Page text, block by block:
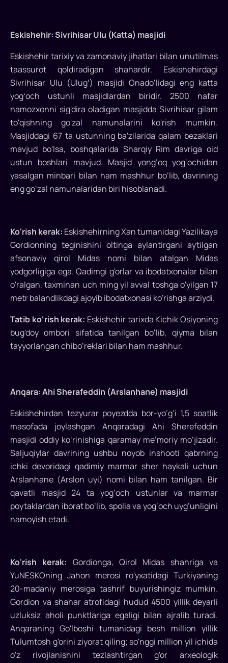
Eskishehir: Sivrihisar Ulu (Katta) masjidi
Eskishehir tarixiy va zamonaviy jihatlari bilan unutilmas
taassurot qoldiradigan shahardir. Eskishehirdagi
Sivrihisar Ulu (Ulugʻ) masjidi Onado‘lidagi eng katta
yogʻoch ustunli masjidlardan biridir. 2500 nafar
namozxonni sig'dira oladigan masjidda Sivrihisar gilam
to'qishning go'zal namunalarini ko'rish mumkin.
Masjiddagi 67 ta ustunning ba'zilarida qalam bezaklari
mavjud bo'lsa, boshqalarida Sharqiy Rim davriga oid
ustun boshlari mavjud. Masjid yong‘oq yog‘ochidan
yasalgan minbari bilan ham mashhur bo‘lib, davrining
eng go‘zal namunalaridan biri hisoblanadi.
Ko'rish kerak: Eskishehirning Xan tumanidagi Yazilikaya
Gordionning teginishini oltinga aylantirgani aytilgan
afsonaviy qirol Midas nomi bilan atalgan Midas
yodgorligiga ega. Qadimgi g'orlar va ibodatxonalar bilan
o'ralgan, taxminan uch ming yil avval toshga o'yilgan 17
metr balandlikdagi ajoyib ibodatxonasi ko'rishga arziydi.
Tatib ko‘rish kerak: Eskishehir tarixda Kichik Osiyoning
bug'doy ombori sifatida tanilgan bo‘lib, qiyma bilan
tayyorlangan chibo‘reklari bilan ham mashhur.
Anqara: Ahi Sherafeddin (Arslanhane) masjidi
Eskishehirdan tezyurar poyezdda bor-yo‘g‘i 1,5 soatlik
masofada joylashgan Anqaradagi Ahi Sherefeddin
masjidi oddiy ko‘rinishiga qaramay me’moriy mo‘jizadir.
Saljuqiylar davrining ushbu noyob inshooti qabrning
ichki devoridagi qadimiy marmar sher haykali uchun
Arslanhane (Arslon uyi) nomi bilan ham tanilgan. Bir
qavatli masjid 24 ta yog‘och ustunlar va marmar
poytaklardan iborat bo‘lib, spolia va yog‘och uyg‘unligini
namoyish etadi.
Ko'rish kerak: Gordionga, Qirol Midas shahriga va
YuNESKOning Jahon merosi ro'yxatidagi Turkiyaning
20-madaniy merosiga tashrif buyurishingiz mumkin.
Gordion va shahar atrofidagi hudud 4500 yillik deyarli
uzluksiz aholi punktlariga egaligi bilan ajralib turadi.
Anqaraning Go'lboshi tumanidagi besh million yillik
Tulumtosh g'orini ziyorat qiling; so'nggi million yil ichida
o'z rivojlanishini tezlashtirgan g'or arxeologik